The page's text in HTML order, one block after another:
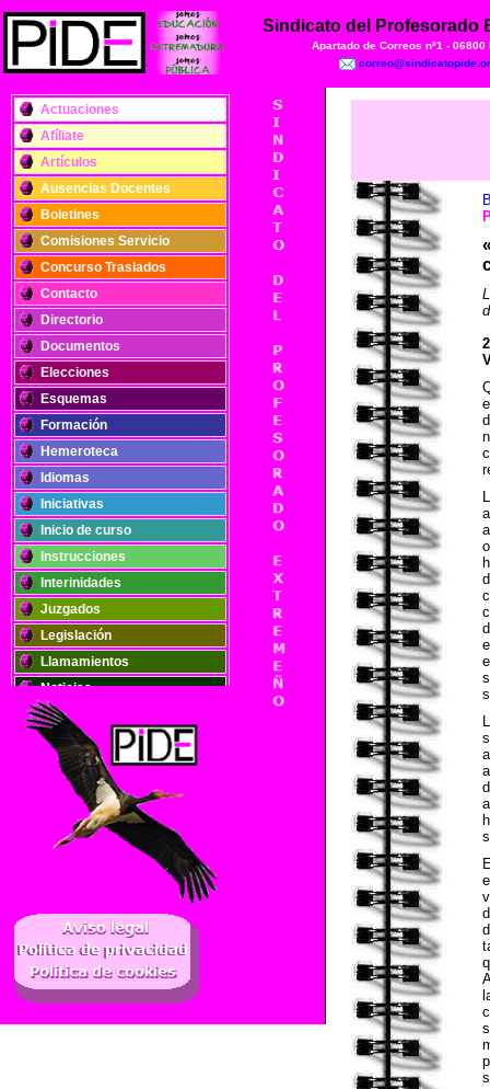
Sindicato del Profesorado
Apartado de Correos nº1 - 06800
Actuaciones
Afíliate
Artículos
Ausencias Docentes
Boletines
Comisiones Servicio
Concurso Traslados
Contacto
Directorio
Documentos
Elecciones
Esquemas
Formación
Hemeroteca
Idiomas
Iniciativas
Inicio de curso
Instrucciones
Interinidades
Juzgados
Legislación
Llamamientos
Noticias
Oposiciones
Plantillas
Publicaciones
Registros
Retribuciones
Solidaridad